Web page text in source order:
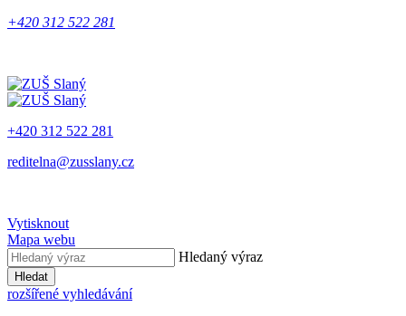
+420 312 522 281
+420 312 522 281
reditelna@zusslany.cz
Vytisknout
Mapa webu
Hledaný výraz
Hledat
rozšířené vyhledávání